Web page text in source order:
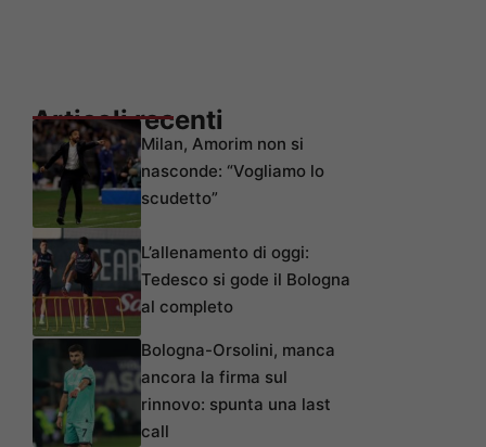
Articoli recenti
Milan, Amorim non si
nasconde: “Vogliamo lo
scudetto”
L’allenamento di oggi:
Tedesco si gode il Bologna
al completo
Bologna-Orsolini, manca
ancora la firma sul
rinnovo: spunta una last
call